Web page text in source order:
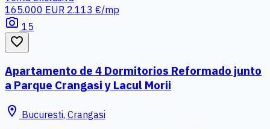
165.000 EUR 2.113 €/mp
photo_camera 15
favorite_border
Apartamento de 4 Dormitorios Reformado junto
a Parque Crangasi y Lacul Morii
location_on Bucuresti, Crangasi